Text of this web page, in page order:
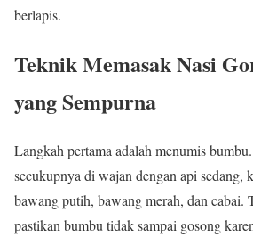
berlapis.
Teknik Memasak Nasi
yang Sempurna
Langkah pertama adalah menumis
secukupnya di wajan dengan api sedang,
bawang putih, bawang merah, dan cabai.
pastikan bumbu tidak sampai gosong